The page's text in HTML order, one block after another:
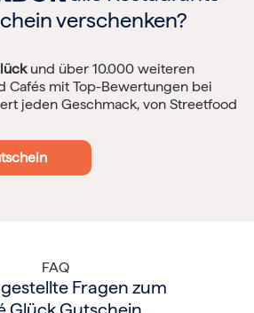
verschenken?
und über 10.000 weiteren
Cafés mit Top-Bewertungen bei
jeden Geschmack, von Streetfood
FAQ
Fragen zum